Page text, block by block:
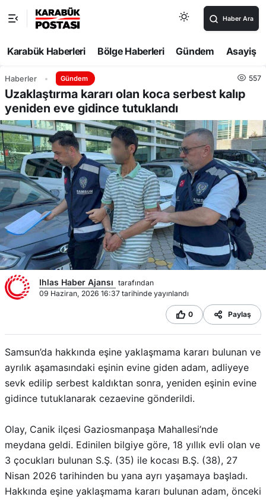
Haber Ara
Karabük Haberleri Bölge Haberleri Gündem Asayiş
Haberler Gündem 557
Uzaklaştırma kararı olan koca serbest kalıp
yeniden eve gidince tutuklandı
Ihlas Haber Ajansı tarafından
09 Haziran, 2026 16:37 tarihinde yayınlandı
0 Paylaş
Samsun’da hakkında eşine yaklaşmama kararı bulunan ve
ayrılık aşamasındaki eşinin evine giden adam, adliyeye
sevk edilip serbest kaldıktan sonra, yeniden eşinin evine
gidince tutuklanarak cezaevine gönderildi.
Olay, Canik ilçesi Gaziosmanpaşa Mahallesi’nde
meydana geldi. Edinilen bilgiye göre, 18 yıllık evli olan ve
3 çocukları bulunan S.Ş. (35) ile kocası B.Ş. (38), 27
Nisan 2026 tarihinden bu yana ayrı yaşamaya başladı.
Hakkında eşine yaklaşmama kararı bulunan adam, önceki